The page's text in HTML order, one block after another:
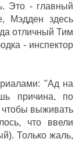
Это - главный
Мэдден здесь
отличный Тим
- инспектор
"Ад на
причина, по
чтобы выживать
что ввели
Только жаль,